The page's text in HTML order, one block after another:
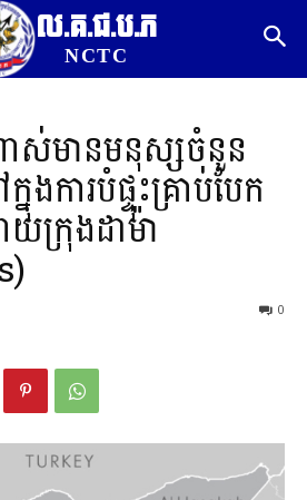
ល.គ.ជ.ប.ភ
NCTC
មានមនុស្សចំនួន
ងការបំផ្ទុះគ្រាប់បែក
ក្រុងដាម៉ា
0